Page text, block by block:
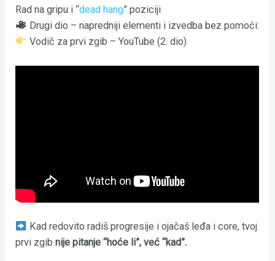
Rad na gripu i “dead hang” poziciji
Drugi dio – napredniji elementi i izvedba bez pomoći:
Vodič za prvi zgib – YouTube (2. dio)
Kad redovito radiš progresije i ojačaš leđa i core, tvoj
prvi zgib nije pitanje “hoće li”, već “kad”.